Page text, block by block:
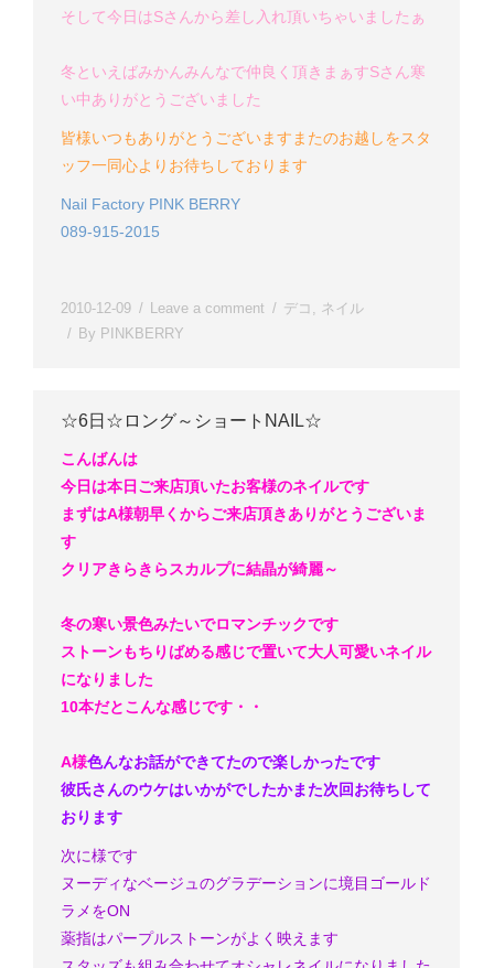
そして今日はSさんから差し入れ頂いちゃいましたぁ
冬といえばみかんみんなで仲良く頂きまぁすSさん寒
い中ありがとうございました
皆様いつもありがとうございます またのお越しをスタ
ッフ一同心よりお待ちしております
Nail Factory PINK BERRY
089-915-2015
2010-12-09 Leave a comment デコ , ネイル
By PINKBERRY
☆6日☆ロング～ショートNAIL☆
こんばんは
今日は本日ご来店頂いたお客様のネイルです
まずはA様朝早くからご来店頂きありがとうございま
す
クリアきらきらスカルプに結晶が綺麗～
冬の寒い景色みたいでロマンチックです
ストーンもちりばめる感じで置いて大人可愛いネイル
になりました
10本だとこんな感じです・・
A様色んなお話ができてたので楽しかったです
彼氏さんのウケはいかがでしたかまた次回お待ちして
おります
次に様です
ヌーディなベージュのグラデーションに境目ゴールド
ラメをON
薬指はパープルストーンがよく映えます